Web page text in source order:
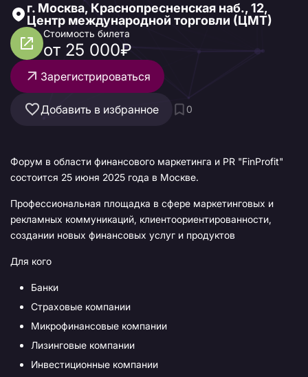
г. Москва, Краснопресненская наб., 12,
Центр международной торговли (ЦМТ)
Стоимость билета
от 25 000₽
Зарегистрироваться
Добавить в избранное 0
Форум в области финансового маркетинга и PR "FinProfit"
состоится 25 июня 2025 года в Москве.
Профессиональная площадка в сфере маркетинговых и
рекламных коммуникаций, клиентоориентированности,
создании новых финансовых услуг и продуктов
Для кого
Банки
Страховые компании
Микрофинансовые компании
Лизинговые компании
Инвестиционные компании